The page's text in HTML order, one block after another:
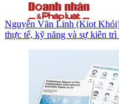
Nguyễn Văn Linh (Kiot Khói)
thực tế, kỹ năng và sự kiên